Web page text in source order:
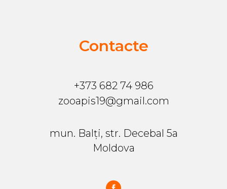
Contacte
+373 682 74 986
zooapis19@gmail.com
mun. Balți, str. Decebal 5a
Moldova